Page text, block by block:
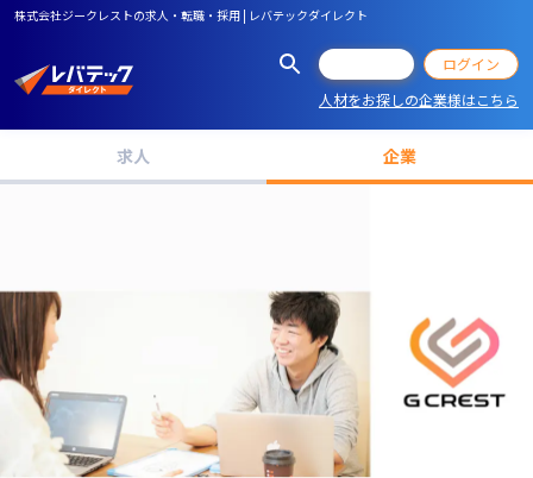
株式会社ジークレストの求人・転職・採用 | レバテックダイレクト
ログイン
人材をお探しの企業様はこちら
求人 企業